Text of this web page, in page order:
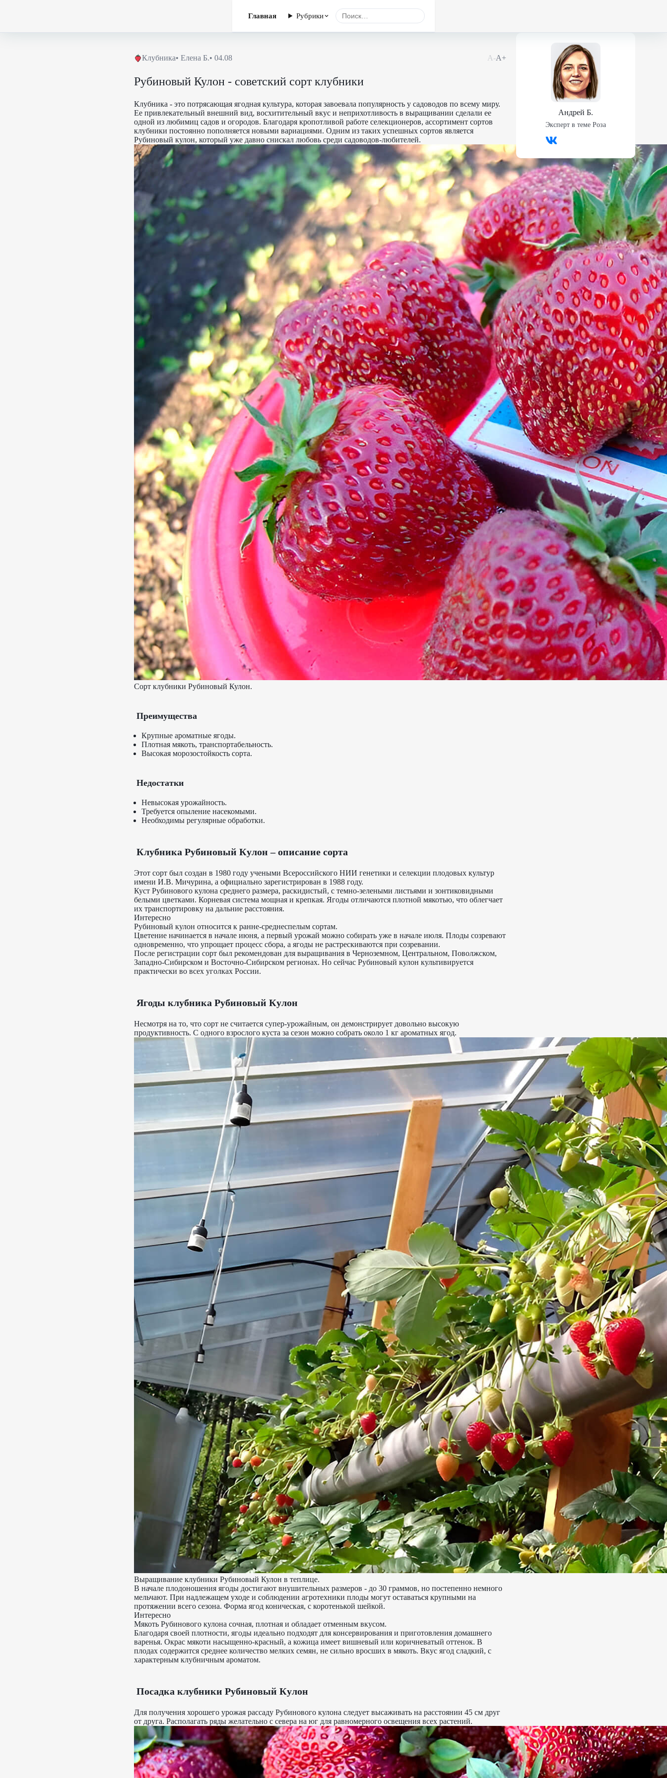
Главная Рубрики
Клубника• Елена Б.• 04.08 А-А+
Рубиновый Кулон - советский сорт клубники
Клубника - это потрясающая ягодная культура, которая завоевала популярность у садоводов по всему миру.
Ее привлекательный внешний вид, восхитительный вкус и неприхотливость в выращивании сделали ее
одной из любимиц садов и огородов. Благодаря кропотливой работе селекционеров, ассортимент сортов
клубники постоянно пополняется новыми вариациями. Одним из таких успешных сортов является
Рубиновый кулон, который уже давно снискал любовь среди садоводов-любителей.
Сорт клубники Рубиновый Кулон.
Преимущества
Крупные ароматные ягоды.
Плотная мякоть, транспортабельность.
Высокая морозостойкость сорта.
Недостатки
Невысокая урожайность.
Требуется опыление насекомыми.
Необходимы регулярные обработки.
Клубника Рубиновый Кулон – описание сорта
Этот сорт был создан в 1980 году учеными Всероссийского НИИ генетики и селекции плодовых культур
имени И.В. Мичурина, а официально зарегистрирован в 1988 году.
Куст Рубинового кулона среднего размера, раскидистый, с темно-зелеными листьями и зонтиковидными
белыми цветками. Корневая система мощная и крепкая. Ягоды отличаются плотной мякотью, что облегчает
их транспортировку на дальние расстояния.
Интересно
Рубиновый кулон относится к ранне-среднеспелым сортам.
Цветение начинается в начале июня, а первый урожай можно собирать уже в начале июля. Плоды созревают
одновременно, что упрощает процесс сбора, а ягоды не растрескиваются при созревании.
После регистрации сорт был рекомендован для выращивания в Черноземном, Центральном, Поволжском,
Западно-Сибирском и Восточно-Сибирском регионах. Но сейчас Рубиновый кулон культивируется
практически во всех уголках России.
Ягоды клубника Рубиновый Кулон
Несмотря на то, что сорт не считается супер-урожайным, он демонстрирует довольно высокую
продуктивность. С одного взрослого куста за сезон можно собрать около 1 кг ароматных ягод.
Выращивание клубники Рубиновый Кулон в теплице.
В начале плодоношения ягоды достигают внушительных размеров - до 30 граммов, но постепенно немного
мельчают. При надлежащем уходе и соблюдении агротехники плоды могут оставаться крупными на
протяжении всего сезона. Форма ягод коническая, с коротенькой шейкой.
Интересно
Мякоть Рубинового кулона сочная, плотная и обладает отменным вкусом.
Благодаря своей плотности, ягоды идеально подходят для консервирования и приготовления домашнего
варенья. Окрас мякоти насыщенно-красный, а кожица имеет вишневый или коричневатый оттенок. В
плодах содержится среднее количество мелких семян, не сильно вросших в мякоть. Вкус ягод сладкий, с
характерным клубничным ароматом.
Посадка клубники Рубиновый Кулон
Для получения хорошего урожая рассаду Рубинового кулона следует высаживать на расстоянии 45 см друг
от друга. Располагать ряды желательно с севера на юг для равномерного освещения всех растений.
Андрей Б.
Эксперт в теме Роза